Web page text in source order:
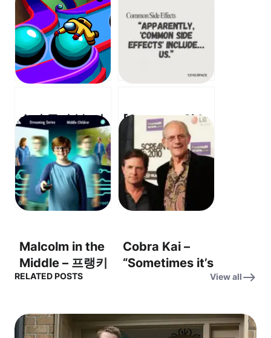
슈퍼 몽키 볼, 어
몽어스 – “크루메
이트, 몽키 볼에
합류하다!”
[Common Side
Effects] –
“Apparently,
‘common side
effects’
include… us.”
Malcolm in the
Middle – 프랭키
무니즈가 디즈니
트를 쏜다!
Cobra Kai –
“Sometimes it’s
는 때론 돌아볼
가치가 있어
RELATED POSTS View all